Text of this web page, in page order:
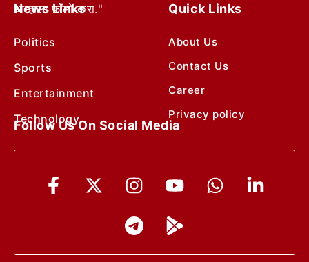
आम्हाला फॉलो करा."
News Links
Politics
Sports
Entertainment
Technology
Quick Links
About Us
Contact Us
Career
Privacy policy
Follow Us On Social Media